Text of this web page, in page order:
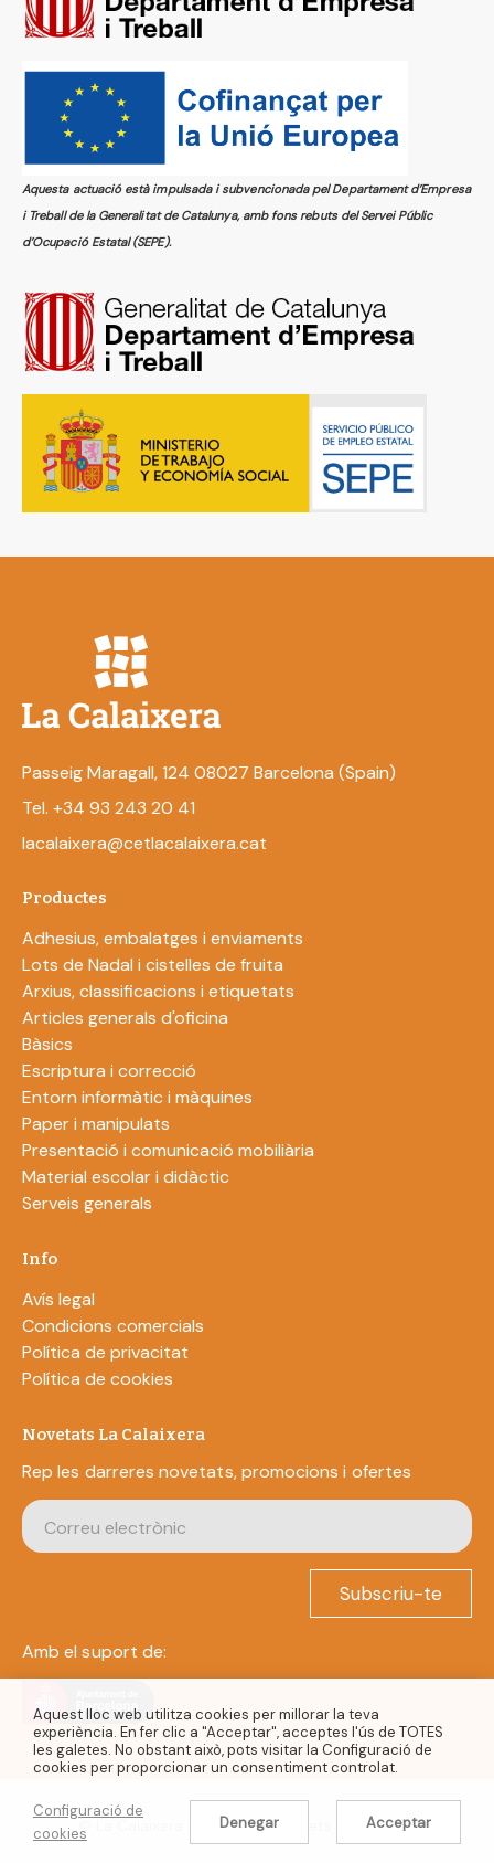
Aquesta actuació està impulsada i subvencionada pel Departament d’Empresa
i Treball de la Generalitat de Catalunya, amb fons rebuts del Servei Públic
d’Ocupació Estatal (SEPE).
Passeig Maragall, 124 08027 Barcelona (Spain)
Tel. +34 93 243 20 41
lacalaixera@cetlacalaixera.cat
Productes
Adhesius, embalatges i enviaments
Lots de Nadal i cistelles de fruita
Arxius, classificacions i etiquetats
Articles generals d'oficina
Bàsics
Escriptura i correcció
Entorn informàtic i màquines
Paper i manipulats
Presentació i comunicació mobiliària
Material escolar i didàctic
Serveis generals
Info
Avís legal
Condicions comercials
Política de privacitat
Política de cookies
Novetats La Calaixera
Rep les darreres novetats, promocions i ofertes
Subscriu-te
Amb el suport de:
© La Calaixera 2022. Tots els drets reservats.
Aquest lloc web utilitza cookies per millorar la teva
experiència. En fer clic a "Acceptar", acceptes l'ús de TOTES
les galetes. No obstant això, pots visitar la Configuració de
cookies per proporcionar un consentiment controlat.
Configuració de
cookies
Denegar Acceptar